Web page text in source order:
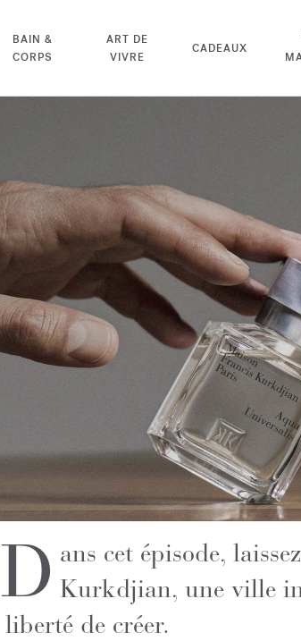
BAIN &
CORPS
ART DE
VIVRE
CADEAUX
D ans cet épisode,
Kurkdjian, une ville
liberté de créer.